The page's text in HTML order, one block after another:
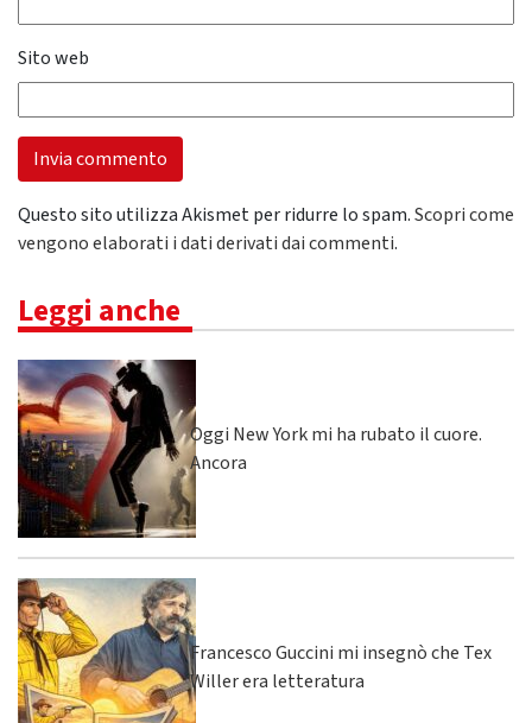
Sito web
Questo sito utilizza Akismet per ridurre lo spam.Scopri come
vengono elaborati i dati derivati dai commenti.
Leggi anche
Oggi New York mi ha rubato il cuore.
Ancora
Francesco Guccini mi insegnò che Tex
Willer era letteratura